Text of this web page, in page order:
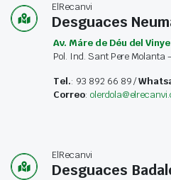
ElRecanvi
Desguaces
Av. Máre de Déu del
Pol. Ind. Sant Pere Molanta
Tel.: 93 892 66 89 /
Correo:
ElRecanvi
Desguaces